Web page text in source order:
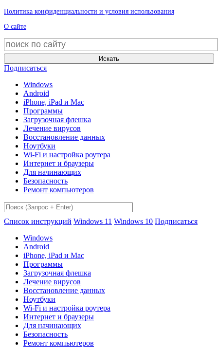
Политика конфиденциальности и условия использования
О сайте
Искать
Подписаться
Windows
Android
iPhone, iPad и Mac
Программы
Загрузочная флешка
Лечение вирусов
Восстановление данных
Ноутбуки
Wi-Fi и настройка роутера
Интернет и браузеры
Для начинающих
Безопасность
Ремонт компьютеров
Список инструкций Windows 11 Windows 10 Подписаться
Windows
Android
iPhone, iPad и Mac
Программы
Загрузочная флешка
Лечение вирусов
Восстановление данных
Ноутбуки
Wi-Fi и настройка роутера
Интернет и браузеры
Для начинающих
Безопасность
Ремонт компьютеров